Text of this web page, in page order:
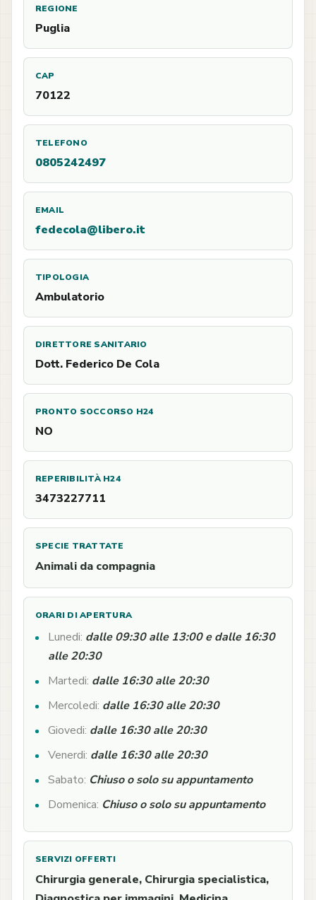
REGIONE
Puglia
CAP
70122
TELEFONO
0805242497
EMAIL
fedecola@libero.it
TIPOLOGIA
Ambulatorio
DIRETTORE SANITARIO
Dott. Federico De Cola
PRONTO SOCCORSO H24
NO
REPERIBILITÀ H24
3473227711
SPECIE TRATTATE
Animali da compagnia
ORARI DI APERTURA
Lunedi: dalle 09:30 alle 13:00 e dalle 16:30
alle 20:30
Martedi: dalle 16:30 alle 20:30
Mercoledi: dalle 16:30 alle 20:30
Giovedi: dalle 16:30 alle 20:30
Venerdi: dalle 16:30 alle 20:30
Sabato: Chiuso o solo su appuntamento
Domenica: Chiuso o solo su appuntamento
SERVIZI OFFERTI
Chirurgia generale, Chirurgia specialistica,